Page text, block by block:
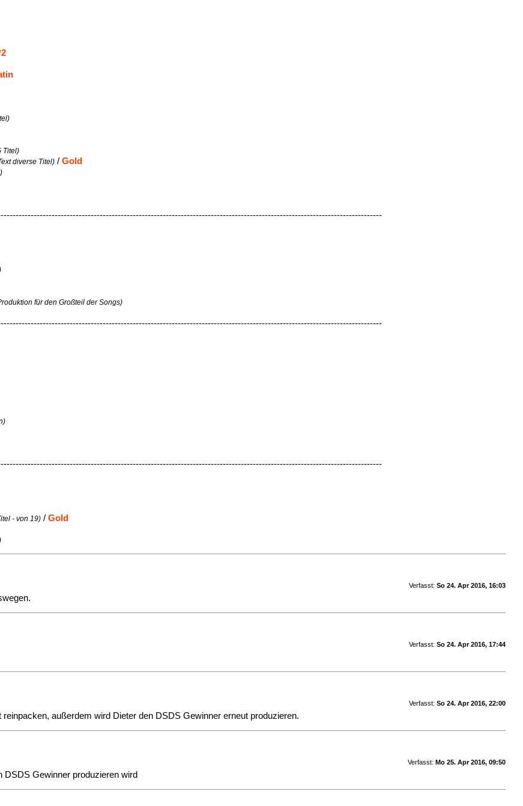
Titel)
diverse Titel) /Gold
für den Großteil der Songs)
- von 19) /Gold
Verfasst: So 24. Apr 2016, 16:03
Verfasst: So 24. Apr 2016, 17:44
Verfasst: So 24. Apr 2016, 22:00
außerdem wird Dieter den DSDS Gewinner erneut produzieren.
Verfasst: Mo 25. Apr 2016, 09:50
Gewinner produzieren wird